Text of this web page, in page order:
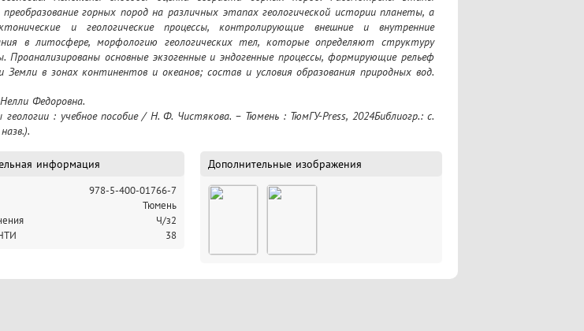
преобразование горных пород на различных этапах геологической истории планеты, а
и геологические процессы, контролирующие внешние и внутренние
в литосфере, морфологию геологических тел, которые определяют структуру
Проанализированы основные экзогенные и эндогенные процессы, формирующие рельеф
Земли в зонах континентов и океанов; состав и условия образования природных вод.
деятельности ледников и гляциальных форм рельефа. Предназначено для студентов
05.03.06 "Экология и природопользование", 05.03.02 "География" и 05.03.03 "Картография
Федоровна.
информация
978-5-400-01766-7
Тюмень
Ч/з2
38
Дополнительные изображения